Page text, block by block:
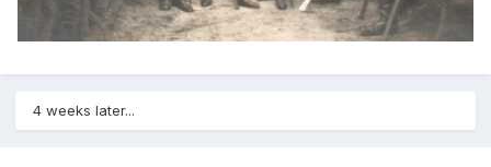
4 weeks later...